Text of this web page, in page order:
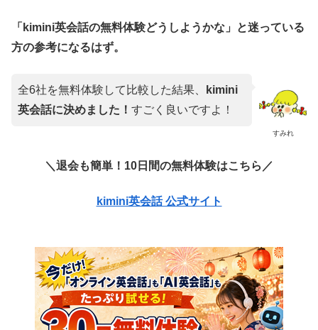
「kimini英会話の無料体験どうしようかな」と迷っている
方の参考になるはず。
すみれ
全6社を無料体験して比較した結果、
kimini
英会話に決めました！ すごく良いですよ！
＼退会も簡単！10日間の無料体験はこちら／
kimini英会話 公式サイト